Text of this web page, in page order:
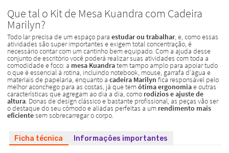
Ficha técnica Informações importantes